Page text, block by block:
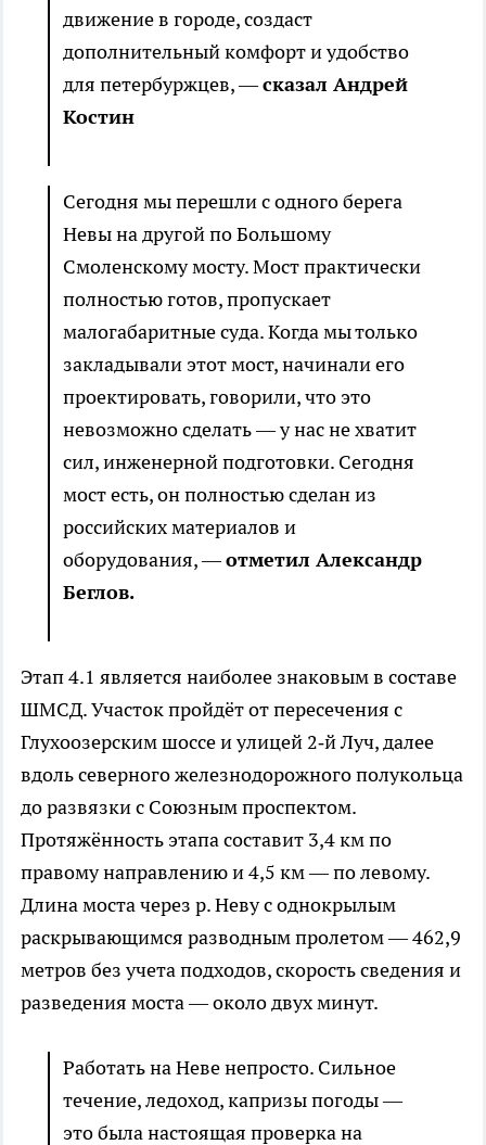
движение в городе, создаст
дополнительный комфорт и удобство
для петербуржцев, —сказал Андрей
Костин
Сегодня мы перешли с одного берега
Невы на другой по Большому
Смоленскому мосту. Мост практически
полностью готов, пропускает
малогабаритные суда. Когда мы только
закладывали этот мост, начинали его
проектировать, говорили, что это
невозможно сделать — у нас не хватит
сил, инженерной подготовки. Сегодня
мост есть, он полностью сделан из
российских материалов и
оборудования, —отметил Александр
Беглов.
Этап 4.1 является наиболее знаковым в составе
ШМСД. Участок пройдёт от пересечения с
Глухоозерским шоссе и улицей 2‑й Луч, далее
вдоль северного железнодорожного полукольца
до развязки с Союзным проспектом.
Протяжённость этапа составит 3,4 км по
правому направлению и 4,5 км — по левому.
Длина моста через р. Неву с однокрылым
раскрывающимся разводным пролетом — 462,9
метров без учета подходов, скорость сведения и
разведения моста — около двух минут.
Работать на Неве непросто. Сильное
течение, ледоход, капризы погоды —
это была настоящая проверка на